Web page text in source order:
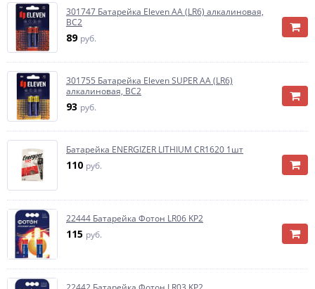
301747 Батарейка Eleven AA (LR6) алкалиновая,
BC2
89 руб.
301755 Батарейка Eleven SUPER AA (LR6)
алкалиновая, BC2
93 руб.
Батарейка ENERGIZER LITHIUM CR1620 1шт
110 руб.
22444 Батарейка Фотон LR06 KP2
115 руб.